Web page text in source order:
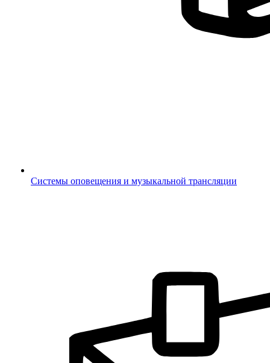
Системы оповещения и музыкальной трансляции